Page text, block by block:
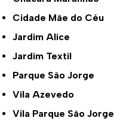
Cidade Mãe do Céu
Jardim Alice
Jardim Textil
Parque São Jorge
Vila Azevedo
Vila Parque São Jorge